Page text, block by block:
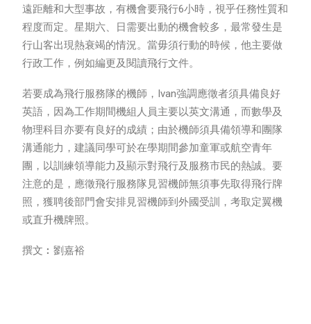
遠距離和大型事故，有機會要飛行6小時，視乎任務性質和
程度而定。星期六、日需要出動的機會較多，最常發生是
行山客出現熱衰竭的情況。當毋須行動的時候，他主要做
行政工作，例如編更及閱讀飛行文件。
若要成為飛行服務隊的機師，Ivan強調應徵者須具備良好
英語，因為工作期間機組人員主要以英文溝通，而數學及
物理科目亦要有良好的成績；由於機師須具備領導和團隊
溝通能力，建議同學可於在學期間參加童軍或航空青年
團，以訓練領導能力及顯示對飛行及服務市民的熱誠。要
注意的是，應徵飛行服務隊見習機師無須事先取得飛行牌
照，獲聘後部門會安排見習機師到外國受訓，考取定翼機
或直升機牌照。
撰文︰劉嘉裕